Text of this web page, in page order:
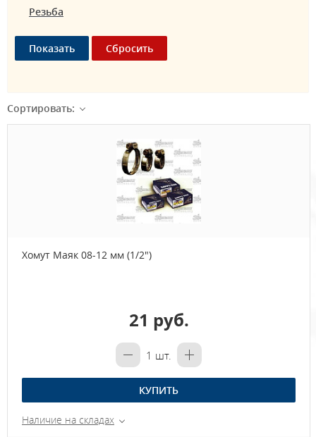
Резьба
Сортировать:
Хомут Маяк 08-12 мм (1/2")
21 руб.
1 шт.
КУПИТЬ
Наличие на складах